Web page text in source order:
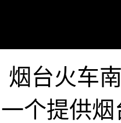
烟台火车
一个提供